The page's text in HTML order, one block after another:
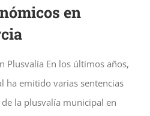
en
Plusvalía En los últimos años,
ha emitido varias sentencias
la plusvalía municipal en